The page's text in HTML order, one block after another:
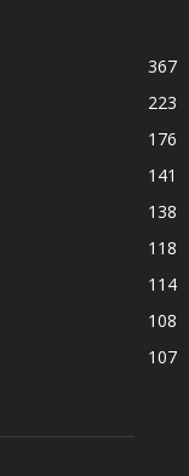
367
223
176
141
138
118
114
108
107